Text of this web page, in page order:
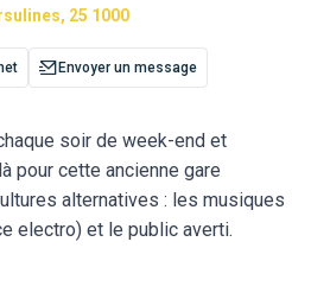
25 1000
Envoyer un message
soir de week-end et
pour cette ancienne gare
alternatives : les musiques
electro) et le public averti.